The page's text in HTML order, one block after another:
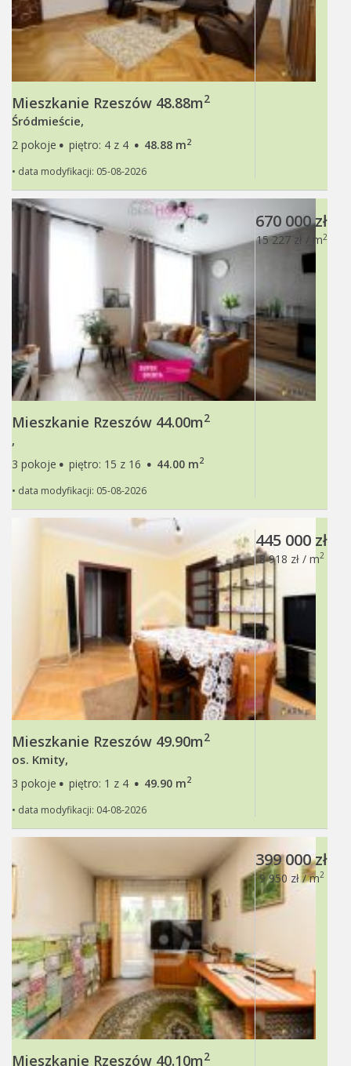
Mieszkanie Rzeszów 48.88m2
Śródmieście,
2 pokoje · piętro: 4 z 4 · 48.88 m2
• data modyfikacji: 05-08-2026
Mieszkanie Rzeszów 44.00m2
,
3 pokoje · piętro: 15 z 16 · 44.00 m2
• data modyfikacji: 05-08-2026
670 000 zł
15 227 zł / m2
Mieszkanie Rzeszów 49.90m2
os. Kmity,
3 pokoje · piętro: 1 z 4 · 49.90 m2
• data modyfikacji: 04-08-2026
445 000 zł
8 918 zł / m2
Mieszkanie Rzeszów 40.10m2
399 000 zł
9 950 zł / m2